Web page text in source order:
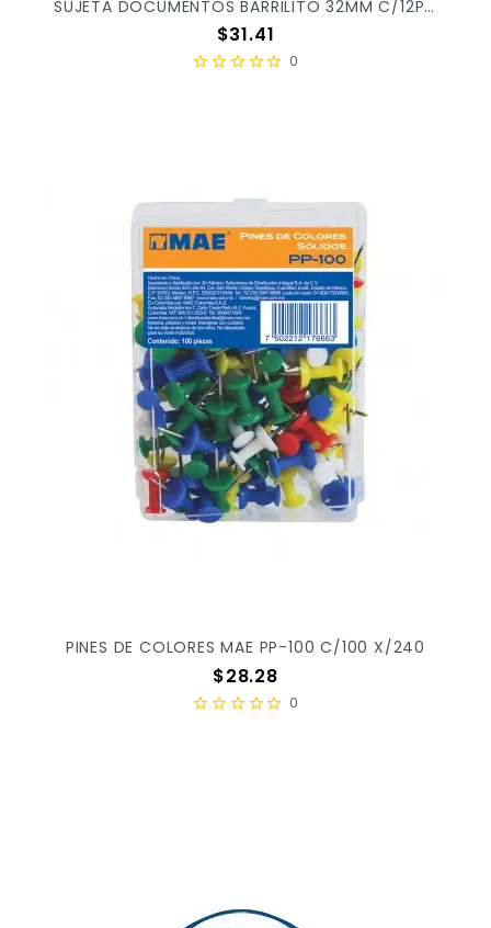
SUJETA DOCUMENTOS BARRILITO 32MM C/12PZ PZ32
Precio
$31.41
0
PINES DE COLORES MAE PP-100 C/100 X/240
Precio
$28.28
0